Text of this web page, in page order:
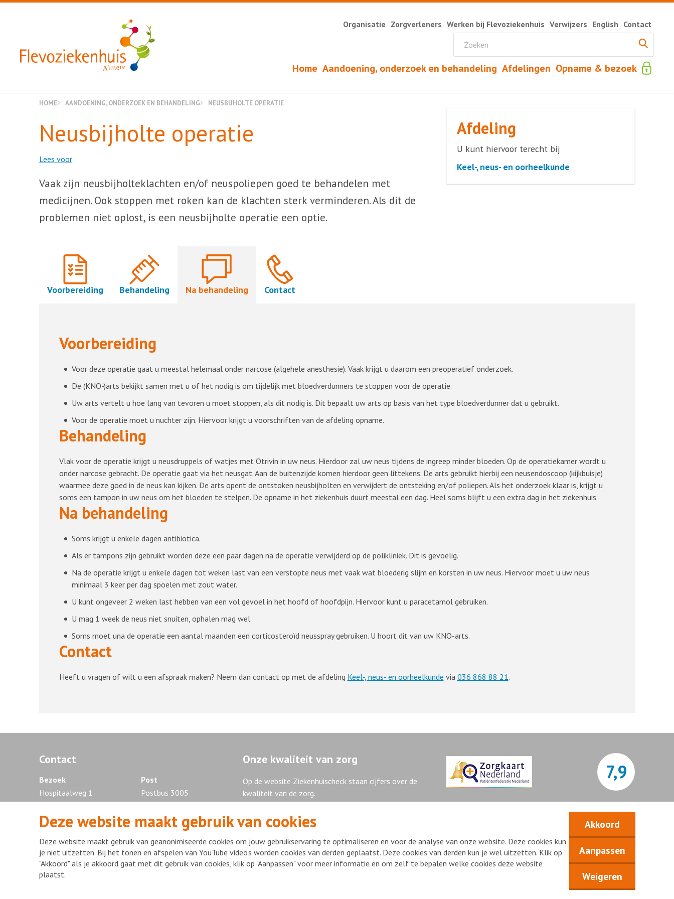
Almere Home Aandoening, onderzoek en behandeling Afdelingen Opname & bezoek
Organisatie Zorgverleners Werken bij Flevoziekenhuis Verwijzers English Contact
HOME AANDOENING, ONDERZOEK EN BEHANDELING NEUSBIJHOLTE OPERATIE
Neusbijholte operatie
Lees voor
Vaak zijn neusbijholteklachten en/of neuspoliepen goed te behandelen met
medicijnen. Ook stoppen met roken kan de klachten sterk verminderen. Als dit de
problemen niet oplost, is een neusbijholte operatie een optie.
Afdeling
U kunt hiervoor terecht bij
Keel-, neus- en oorheelkunde
Voorbereiding Behandeling Na behandeling Contact
Voorbereiding
Voor deze operatie gaat u meestal helemaal onder narcose (algehele anesthesie). Vaak krijgt u daarom een preoperatief onderzoek.
De (KNO-)arts bekijkt samen met u of het nodig is om tijdelijk met bloedverdunners te stoppen voor de operatie.
Uw arts vertelt u hoe lang van tevoren u moet stoppen, als dit nodig is. Dit bepaalt uw arts op basis van het type bloedverdunner dat u gebruikt.
Voor de operatie moet u nuchter zijn. Hiervoor krijgt u voorschriften van de afdeling opname.
Behandeling
Vlak voor de operatie krijgt u neusdruppels of watjes met Otrivin in uw neus. Hierdoor zal uw neus tijdens de ingreep minder bloeden. Op de operatiekamer wordt u
onder narcose gebracht. De operatie gaat via het neusgat. Aan de buitenzijde komen hierdoor geen littekens. De arts gebruikt hierbij een neusendoscoop (kijkbuisje)
waarmee deze goed in de neus kan kijken. De arts opent de ontstoken neusbijholten en verwijdert de ontsteking en/of poliepen. Als het onderzoek klaar is, krijgt u
soms een tampon in uw neus om het bloeden te stelpen. De opname in het ziekenhuis duurt meestal een dag. Heel soms blijft u een extra dag in het ziekenhuis.
Na behandeling
Soms krijgt u enkele dagen antibiotica.
Als er tampons zijn gebruikt worden deze een paar dagen na de operatie verwijderd op de polikliniek. Dit is gevoelig.
Na de operatie krijgt u enkele dagen tot weken last van een verstopte neus met vaak wat bloederig slijm en korsten in uw neus. Hiervoor moet u uw neus
minimaal 3 keer per dag spoelen met zout water.
U kunt ongeveer 2 weken last hebben van een vol gevoel in het hoofd of hoofdpijn. Hiervoor kunt u paracetamol gebruiken.
U mag 1 week de neus niet snuiten, ophalen mag wel.
Soms moet una de operatie een aantal maanden een corticosteroïd neusspray gebruiken. U hoort dit van uw KNO-arts.
Contact
Heeft u vragen of wilt u een afspraak maken? Neem dan contact op met de afdeling Keel-, neus- en oorheelkunde via 036 868 88 21.
Contact
Bezoek
Hospitaalweg 1
1315 RA Almere
Tel. 036 - 868 88 88
Post
Postbus 3005
1300 EG Almere
Onze kwaliteit van zorg
Op de website Ziekenhuischeck staan cijfers over de
kwaliteit van de zorg.
Ziekenhuischeck
7,9
DisclaimerPrivacy statementmijnFlevoziekenhuis Copyright Flevoziekenhuis 2026
Deze website maakt gebruik van cookies
Deze website maakt gebruik van geanonimiseerde cookies om jouw gebruikservaring te optimaliseren en voor de analyse van onze website. Deze cookies kun
je niet uitzetten. Bij het tonen en afspelen van YouTube video's worden cookies van derden geplaatst. Deze cookies van derden kun je wel uitzetten. Klik op
"Akkoord" als je akkoord gaat met dit gebruik van cookies, klik op "Aanpassen" voor meer informatie en om zelf te bepalen welke cookies deze website
plaatst.
Akkoord
Aanpassen
Weigeren